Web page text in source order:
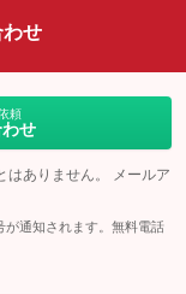
わせ
頼
せ
はありません。 メールア
通知されます。無料電話